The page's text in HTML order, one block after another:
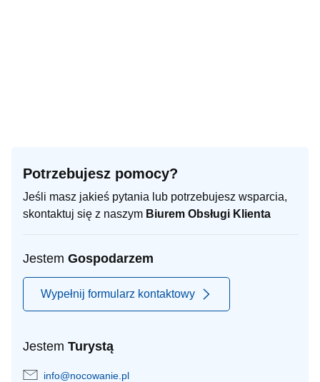
Potrzebujesz pomocy?
Jeśli masz jakieś pytania lub potrzebujesz wsparcia,
skontaktuj się z naszym Biurem Obsługi Klienta
Jestem Gospodarzem
Wypełnij formularz kontaktowy
Jestem Turystą
info@nocowanie.pl